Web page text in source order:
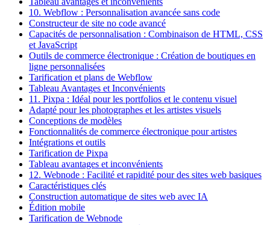
10. Webflow : Personnalisation avancée sans code
Constructeur de site no code avancé
Capacités de personnalisation : Combinaison de HTML, CSS
et JavaScript
Outils de commerce électronique : Création de boutiques en
ligne personnalisées
Tarification et plans de Webflow
Tableau Avantages et Inconvénients
11. Pixpa : Idéal pour les portfolios et le contenu visuel
Adapté pour les photographes et les artistes visuels
Conceptions de modèles
Fonctionnalités de commerce électronique pour artistes
Intégrations et outils
Tarification de Pixpa
Tableau avantages et inconvénients
12. Webnode : Facilité et rapidité pour des sites web basiques
Caractéristiques clés
Construction automatique de sites web avec IA
Édition mobile
Tarification de Webnode